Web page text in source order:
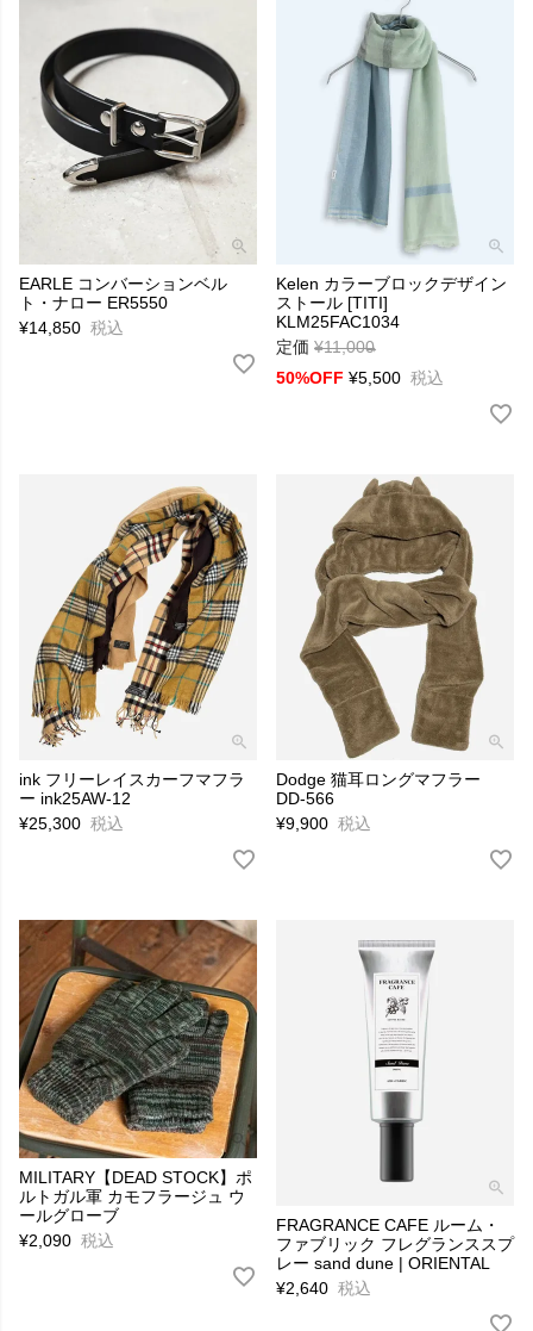
EARLE コンバーションベル
ト・ナロー ER5550
¥14,850 税込
Kelen カラーブロックデザイン
ストール [TITI]
KLM25FAC1034
定価 ¥11,000
→
50%OFF ¥5,500 税込
ink フリーレイスカーフマフラ
ー ink25AW-12
¥25,300 税込
Dodge 猫耳ロングマフラー
DD-566
¥9,900 税込
MILITARY【DEAD STOCK】ポ
ルトガル軍 カモフラージュ ウ
ールグローブ
¥2,090 税込
FRAGRANCE CAFE ルーム・
ファブリック フレグランススプ
レー sand dune | ORIENTAL
¥2,640 税込